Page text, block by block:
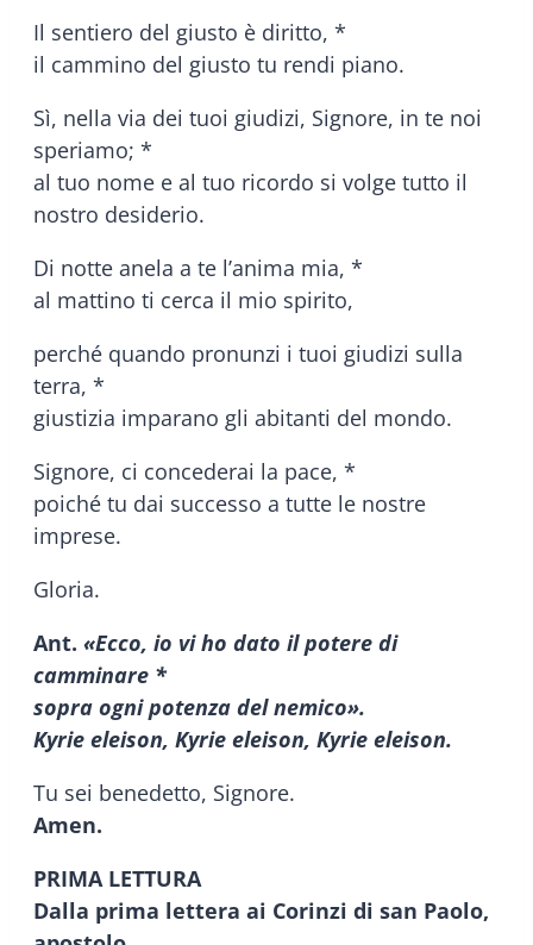
Il sentiero del giusto è diritto, *
il cammino del giusto tu rendi piano.
Sì, nella via dei tuoi giudizi, Signore, in te noi
speriamo; *
al tuo nome e al tuo ricordo si volge tutto il
nostro desiderio.
Di notte anela a te l’anima mia, *
al mattino ti cerca il mio spirito,
perché quando pronunzi i tuoi giudizi sulla
terra, *
giustizia imparano gli abitanti del mondo.
Signore, ci concederai la pace, *
poiché tu dai successo a tutte le nostre
imprese.
Gloria.
Ant. «Ecco, io vi ho dato il potere di
camminare *
sopra ogni potenza del nemico».
Kyrie eleison, Kyrie eleison, Kyrie eleison.
Tu sei benedetto, Signore.
Amen.
PRIMA LETTURA
Dalla prima lettera ai Corinzi di san Paolo,